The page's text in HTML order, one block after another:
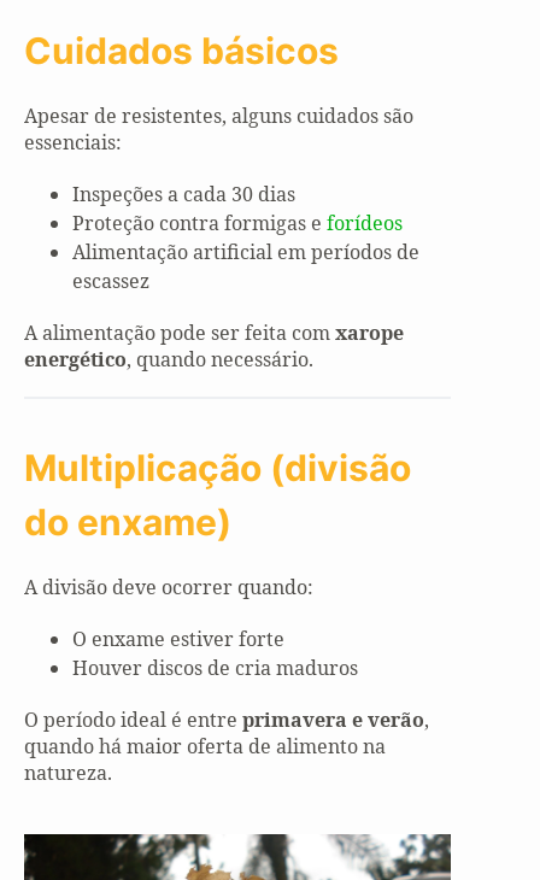
Cuidados básicos
Apesar de resistentes, alguns cuidados são
essenciais:
Inspeções a cada 30 dias
Proteção contra formigas e forídeos
Alimentação artificial em períodos de
escassez
A alimentação pode ser feita comxarope
energético, quando necessário.
Multiplicação (divisão
do enxame)
A divisão deve ocorrer quando:
O enxame estiver forte
Houver discos de cria maduros
O período ideal é entre primavera e verão,
quando há maior oferta de alimento na
natureza.